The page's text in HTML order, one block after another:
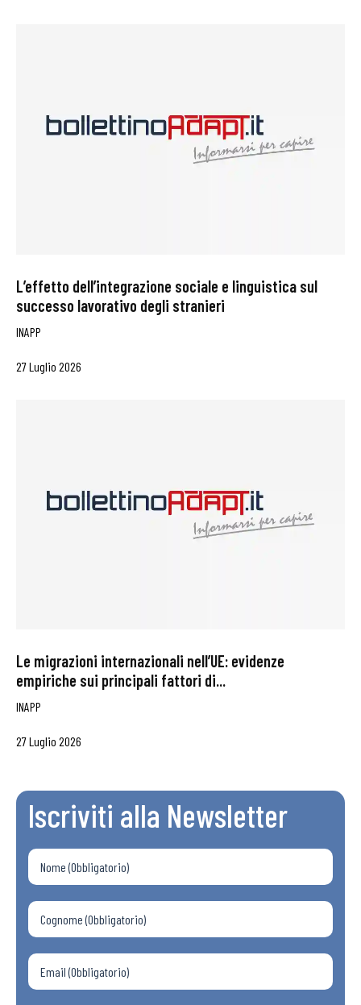
L’effetto dell’integrazione sociale e linguistica sul
successo lavorativo degli stranieri
INAPP
27 Luglio 2026
Le migrazioni internazionali nell’UE: evidenze
empiriche sui principali fattori di...
INAPP
27 Luglio 2026
Iscriviti alla Newsletter